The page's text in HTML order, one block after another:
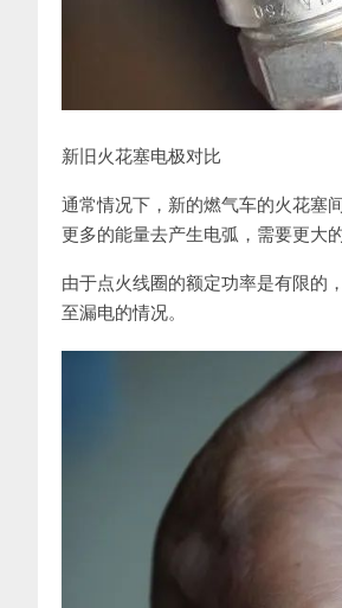
新旧火花塞电极对比
通常情况下，新的燃气车的火花塞
更多的能量去产生电弧，需要更大的
由于点火线圈的额定功率是有限的
至漏电的情况。